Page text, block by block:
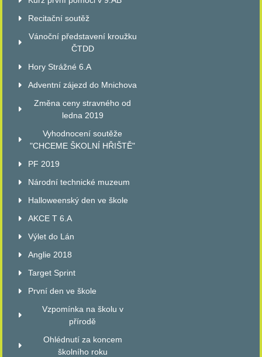
Recitační soutěž
Vánoční představení kroužku
ČTDD
Hory Strážné 6.A
Adventní zájezd do Mnichova
Změna ceny stravného od
ledna 2019
Vyhodnocení soutěže
"CHCEME ŠKOLNÍ HŘIŠTĚ"
PF 2019
Národní technické muzeum
Halloweenský den ve škole
AKCE T 6.A
Výlet do Lán
Anglie 2018
Target Sprint
První den ve škole
Vzpomínka na školu v
přírodě
Ohlédnutí za koncem
školního roku